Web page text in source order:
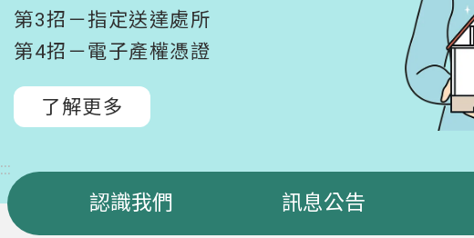
第3招－指定送達處所
第4招－電子產權憑證
了解更多
:::
認識我們 訊息公告